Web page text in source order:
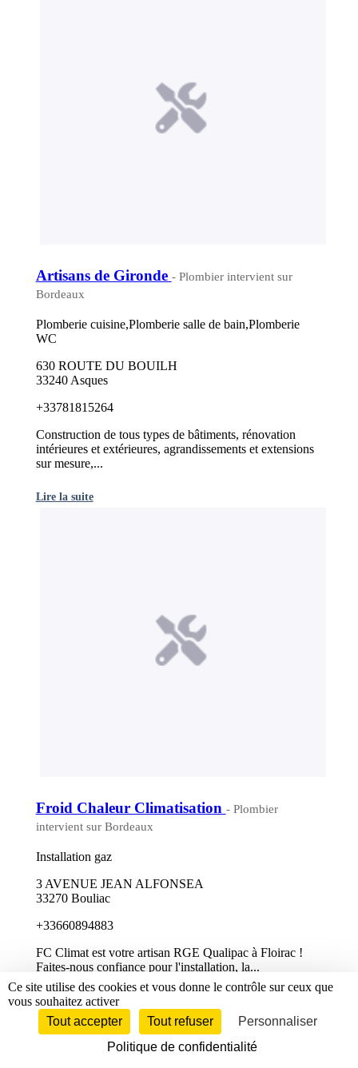
Artisans de Gironde - Plombier intervient sur
Bordeaux
Plomberie cuisine,Plomberie salle de bain,Plomberie
WC
630 ROUTE DU BOUILH
33240 Asques
+33781815264
Construction de tous types de bâtiments, rénovation
intérieures et extérieures, agrandissements et extensions
sur mesure,...
Lire la suite
Froid Chaleur Climatisation - Plombier
intervient sur Bordeaux
Installation gaz
3 AVENUE JEAN ALFONSEA
33270 Bouliac
+33660894883
FC Climat est votre artisan RGE Qualipac à Floirac !
Faites-nous confiance pour l'installation, la...
Lire la suite
Retour à l'accueil
Ce site utilise des cookies et vous donne le contrôle sur ceux que
vous souhaitez activer
Tout accepter
Tout refuser
Personnaliser
Politique de confidentialité